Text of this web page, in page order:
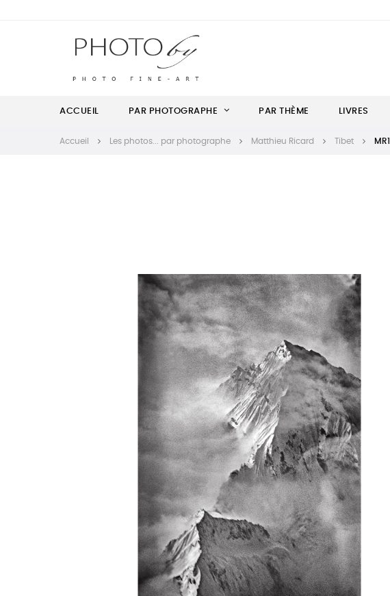
ACCUEIL PAR PHOTOGRAPHE PAR THÈME LIVRES
Accueil Les photos... par photographe Matthieu Ricard Tibet